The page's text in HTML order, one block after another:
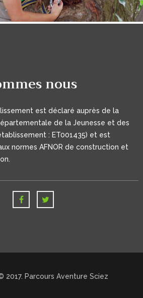
nous
est déclaré auprès de la
de la Jeunesse et des
: ET001435) et est
normes AFNOR de construction et
2017. Parcours Aventure Sciez